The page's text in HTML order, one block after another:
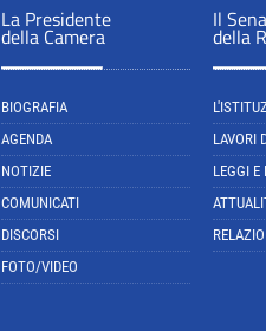
La Presidente
della Camera
BIOGRAFIA
AGENDA
NOTIZIE
COMUNICATI
DISCORSI
FOTO/VIDEO
Il
della
LAVORI
LEGGI E